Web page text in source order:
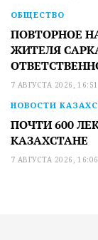
ОБЩЕСТВО
ПОВТОРНОЕ
ЖИТЕЛЯ
7 АВГУСТА 2026, 16:51
НОВОСТИ
ПОЧТИ 600
КАЗАХСТАНЕ
7 АВГУСТА 2026, 16:06